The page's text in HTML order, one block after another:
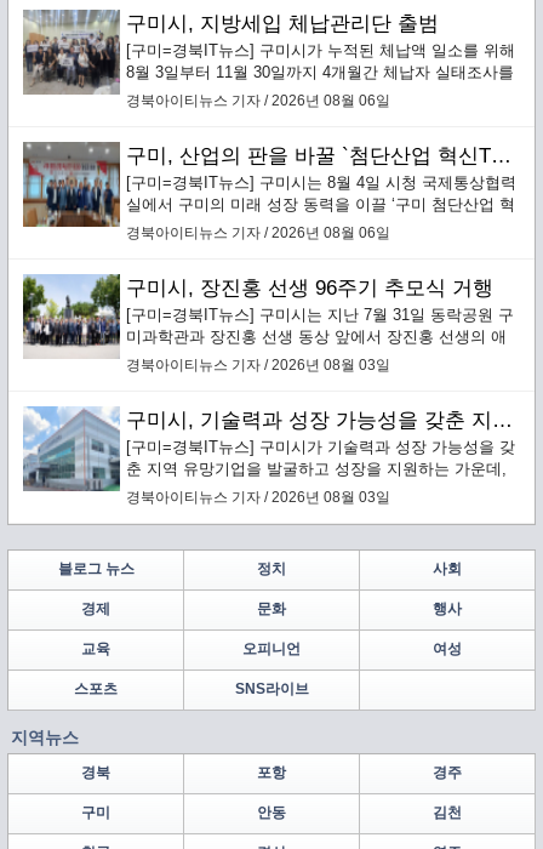
구미시, 지방세입 체납관리단 출범
[구미=경북IT뉴스] 구미시가 누적된 체납액 일소를 위해
8월 3일부터 11월 30일까지 4개월간 체납자 실태조사를
통한 맞춤형 징수활동을 전개하는 ‘지방세입 체납관리
경북아이티뉴스 기자 / 2026년 08월 06일
구미, 산업의 판을 바꿀 `첨단산업 혁신TF 추진단` 본격 가동
[구미=경북IT뉴스] 구미시는 8월 4일 시청 국제통상협력
실에서 구미의 미래 성장 동력을 이끌 ‘구미 첨단산업 혁
신TF 추진단’(이하 혁신추진단) 킥오프 회의를 개최하고
경북아이티뉴스 기자 / 2026년 08월 06일
구미시, 장진홍 선생 96주기 추모식 거행
[구미=경북IT뉴스] 구미시는 지난 7월 31일 동락공원 구
미과학관과 장진홍 선생 동상 앞에서 장진홍 선생의 애
국정신을 기리는 ‘순국의사 장진홍 선생 96주기 추모
경북아이티뉴스 기자 / 2026년 08월 03일
구미시, 기술력과 성장 가능성을 갖춘 지역 유망기업 발굴·성장 지원
[구미=경북IT뉴스] 구미시가 기술력과 성장 가능성을 갖
춘 지역 유망기업을 발굴하고 성장을 지원하는 가운데,
구미에 본사를 둔 배터리 안전소재 전문기업 ㈜보백씨엔
점을 구축한다.
경북아이티뉴스 기자 / 2026년 08월 03일
블로그 뉴스 정치 사회
경제 문화 행사
교육 오피니언 여성
스포츠 SNS라이브
지역뉴스
경북 포항 경주
구미 안동 김천